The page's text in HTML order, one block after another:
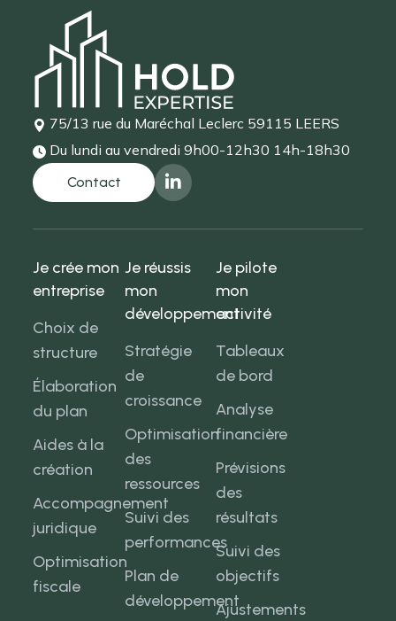
75/13 rue du Maréchal Leclerc 59115 LEERS
Du lundi au vendredi9h00-12h30 14h-18h30
Je crée mon
entreprise
Choix de
structure
Élaboration
du plan
Aides à la
création
Accompagnement
juridique
Optimisation
fiscale
Je réussis
mon
développement
Stratégie
de
croissance
Optimisation
des
ressources
Suivi des
performances
Plan de
développement
Je pilote
mon
activité
Tableaux
de bord
Analyse
financière
Prévisions
des
résultats
Suivi des
objectifs
Ajustements